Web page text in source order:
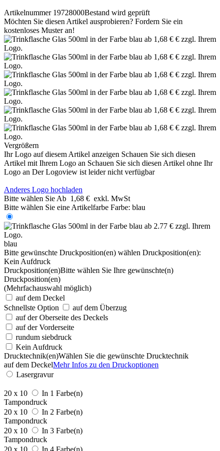
Artikelnummer 19728000Bestand wird geprüft
Möchten Sie diesen Artikel ausprobieren? Fordern Sie ein
kostenloses Muster an!
Vergrößern
Ihr Logo auf diesem Artikel anzeigen Schauen Sie sich diesen
Artikel mit Ihrem Logo an Schauen Sie sich diesen Artikel ohne Ihr
Logo an Der Logoview ist leider nicht verfügbar
Anderes Logo hochladen
Bitte wählen Sie Ab 1,68 € exkl. MwSt
Bitte wählen Sie eine Artikelfarbe Farbe: blau
blau
Bitte gewünschte Druckposition(en) wählen Druckposition(en):
Kein Aufdruck
Druckposition(en)Bitte wählen Sie Ihre gewünschte(n)
Druckposition(en)
(Mehrfachauswahl möglich)
auf dem Deckel
Schnellste Option
auf dem Überzug
auf der Oberseite des Deckels
auf der Vorderseite
rundum siebdruck
Kein Aufdruck
Drucktechnik(en)Wählen Sie die gewünschte Drucktechnik
auf dem DeckelMehr Infos zu den Druckoptionen
Lasergravur
20 x 10
In 1 Farbe(n)
Tampondruck
20 x 10
In 2 Farbe(n)
Tampondruck
20 x 10
In 3 Farbe(n)
Tampondruck
20 x 10
In 4 Farbe(n)